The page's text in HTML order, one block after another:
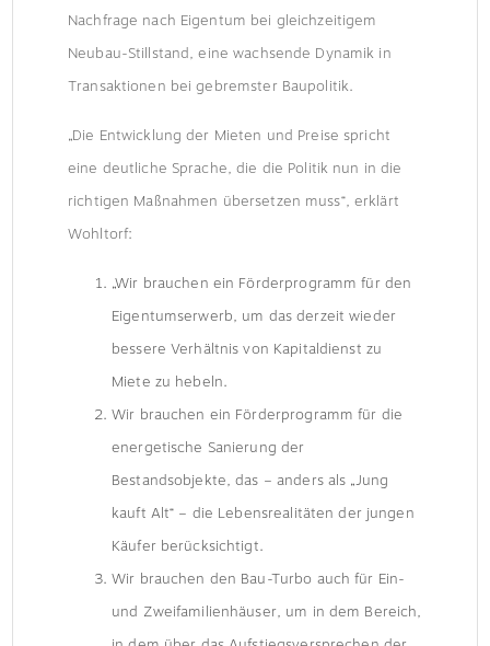
Nachfrage nach Eigentum bei gleichzeitigem
Neubau-Stillstand, eine wachsende Dynamik in
Transaktionen bei gebremster Baupolitik.
„Die Entwicklung der Mieten und Preise spricht
eine deutliche Sprache, die die Politik nun in die
richtigen Maßnahmen übersetzen muss“, erklärt
Wohltorf:
„Wir brauchen ein Förderprogramm für den
Eigentumserwerb, um das derzeit wieder
bessere Verhältnis von Kapitaldienst zu
Miete zu hebeln.
Wir brauchen ein Förderprogramm für die
energetische Sanierung der
Bestandsobjekte, das – anders als „Jung
kauft Alt“ – die Lebensrealitäten der jungen
Käufer berücksichtigt.
Wir brauchen den Bau-Turbo auch für Ein-
und Zweifamilienhäuser, um in dem Bereich,